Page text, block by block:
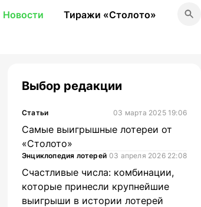
Новости Тиражи «Столото»
Выбор редакции
Статьи 03 марта 2025 19:06
Самые выигрышные лотереи от
«Столото»
Энциклопедия лотерей 03 апреля 2026 22:08
Счастливые числа: комбинации,
которые принесли крупнейшие
выигрыши в истории лотерей